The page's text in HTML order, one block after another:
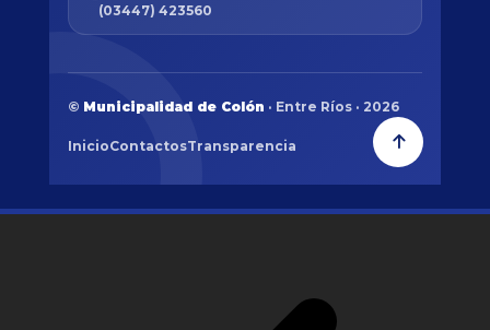
(03447) 423560
© Municipalidad de Colón · Entre Ríos · 2026
InicioContactosTransparencia